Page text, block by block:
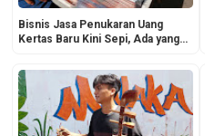
Bisnis Jasa Penukaran Uang
Kertas Baru Kini Sepi, Ada yang